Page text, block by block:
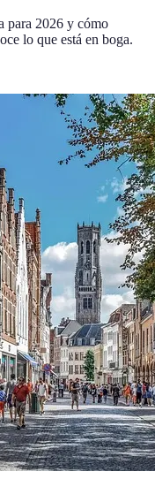
para 2026 y cómo
lo que está en boga.